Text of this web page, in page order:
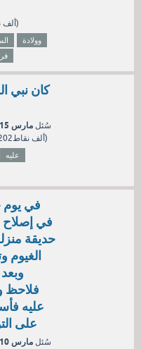
202ألف نقاط)
وولادة
كان نبي
سُئل مارس 15، 2025
202ألف نقاط)
عليه
في يوم
في
حديقة
فلاحظ
عليه
على
سُئل مارس 10، 2025